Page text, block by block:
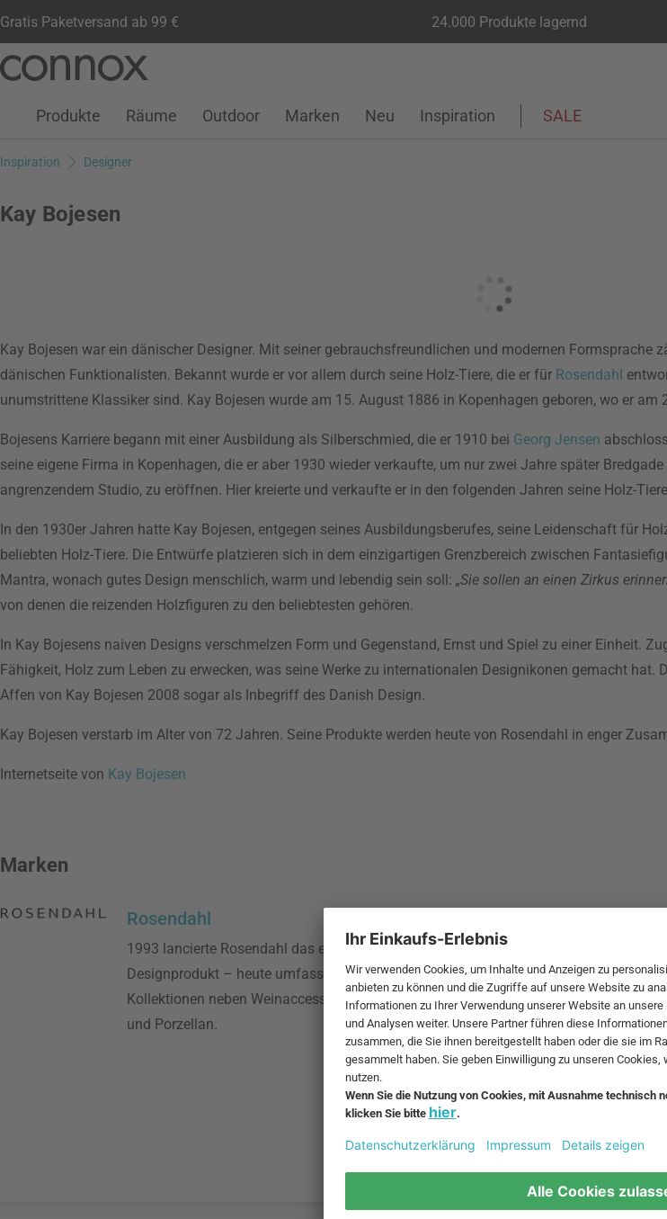
Gratis Paketversand ab 99 € 24.000 Produkte lagernd
Seiteninhalt
Suchfeld
Kundenkonto
Wunschliste
Warenkorb
Produkte Räume Outdoor Marken Neu Inspiration SALE
Inspiration Designer
Kay Bojesen
Kay Bojesen war ein dänischer Designer. Mit seiner gebrauchsfreundlichen und modernen Formsprache
dänischen Funktionalisten. Bekannt wurde er vor allem durch seine Holz-Tiere, die er für Rosendahl
unumstrittene Klassiker sind. Kay Bojesen wurde am 15. August 1886 in Kopenhagen geboren, wo er am
Bojesens Karriere begann mit einer Ausbildung als Silberschmied, die er 1910 bei Georg Jensen
seine eigene Firma in Kopenhagen, die er aber 1930 wieder verkaufte, um nur zwei Jahre später
angrenzendem Studio, zu eröffnen. Hier kreierte und verkaufte er in den folgenden Jahren seine Holz-
In den 1930er Jahren hatte Kay Bojesen, entgegen seines Ausbildungsberufes, seine Leidenschaft für
beliebten Holz-Tiere. Die Entwürfe platzieren sich in dem einzigartigen Grenzbereich zwischen
Mantra, wonach gutes Design menschlich, warm und lebendig sein soll: „Sie sollen an einen Zirkus
von denen die reizenden Holzfiguren zu den beliebtesten gehören.
In Kay Bojesens naiven Designs verschmelzen Form und Gegenstand, Ernst und Spiel zu einer Einheit.
Fähigkeit, Holz zum Leben zu erwecken, was seine Werke zu internationalen Designikonen gemacht hat.
Affen von Kay Bojesen 2008 sogar als Inbegriff des Danish Design.
Kay Bojesen verstarb im Alter von 72 Jahren. Seine Produkte werden heute von Rosendahl in enger
Internetseite von Kay Bojesen
Marken
Rosendahl
1993 lancierte Rosendahl das erste eigene
Designprodukt – heute umfassen die Rosendahl Design
Kollektionen neben Weinaccessoires auch Uhren, Glas
und Porzellan.
Die
die